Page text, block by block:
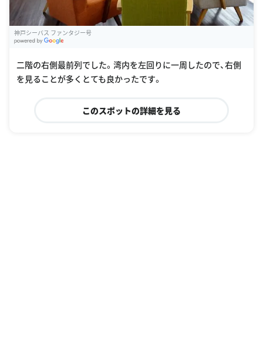
神戸シーバス ファンタジー号
二階の右側最前列でした。湾内を左回りに一周したので、右側
を見ることが多くとても良かったです。
このスポットの詳細を見る